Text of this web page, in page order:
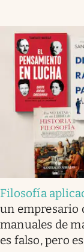
Filosofía
un empresario
manuales de
es falso, pero